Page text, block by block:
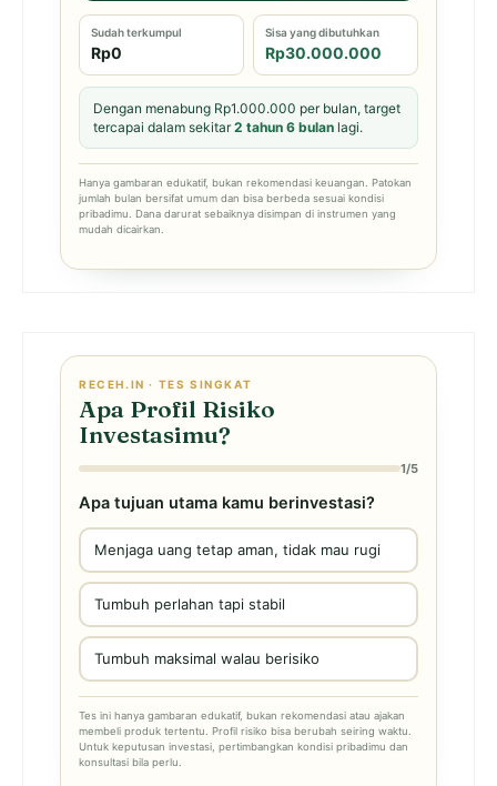
Sudah terkumpul
Rp0
Sisa yang dibutuhkan
Rp30.000.000
Dengan menabung Rp1.000.000 per bulan, target
tercapai dalam sekitar2 tahun 6 bulan lagi.
Hanya gambaran edukatif, bukan rekomendasi keuangan. Patokan
jumlah bulan bersifat umum dan bisa berbeda sesuai kondisi
pribadimu. Dana darurat sebaiknya disimpan di instrumen yang
mudah dicairkan.
RECEH.IN · TES SINGKAT
Apa Profil Risiko
Investasimu?
1/5
Apa tujuan utama kamu berinvestasi?
Menjaga uang tetap aman, tidak mau rugi
Tumbuh perlahan tapi stabil
Tumbuh maksimal walau berisiko
Tes ini hanya gambaran edukatif, bukan rekomendasi atau ajakan
membeli produk tertentu. Profil risiko bisa berubah seiring waktu.
Untuk keputusan investasi, pertimbangkan kondisi pribadimu dan
konsultasi bila perlu.